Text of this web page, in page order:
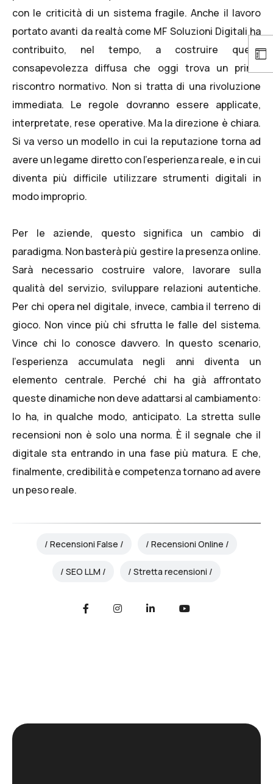
con le criticità di un sistema fragile. Anche il lavoro
portato avanti da realtà come MF Soluzioni Digitaliha
contribuito, nel tempo, a costruire quella
consapevolezza diffusa che oggi trova un primo
riscontro normativo. Non si tratta di una rivoluzione
immediata. Le regole dovranno essere applicate,
interpretate, rese operative. Ma la direzione è chiara.
Si va verso un modello in cui la reputazione torna ad
avere un legame diretto con l’esperienza reale, e in cui
diventa più difficile utilizzare strumenti digitali in
modo improprio.
Per le aziende, questo significa un cambio di
paradigma. Non basterà più gestire la presenza online.
Sarà necessario costruire valore, lavorare sulla
qualità del servizio, sviluppare relazioni autentiche.
Per chi opera nel digitale, invece, cambia il terreno di
gioco. Non vince più chi sfrutta le falle del sistema.
Vince chi lo conosce davvero. In questo scenario,
l’esperienza accumulata negli anni diventa un
elemento centrale. Perché chi ha già affrontato
queste dinamiche non deve adattarsi al cambiamento:
lo ha, in qualche modo, anticipato. La stretta sulle
recensioni non è solo una norma. È il segnale che il
digitale sta entrando in una fase più matura. E che,
finalmente, credibilità e competenza tornano ad avere
un peso reale.
Recensioni False Recensioni Online
SEO LLM Stretta recensioni